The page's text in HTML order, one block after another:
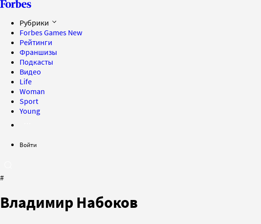
Рубрики
Forbes Games New
Рейтинги
Франшизы
Подкасты
Видео
Life
Woman
Sport
Young
Войти
#
Владимир Набоков